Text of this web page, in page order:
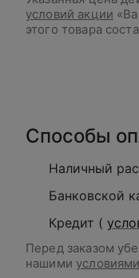
условий акции
этого товара
Способы
Наличный
Банковской
Кредит (
Перед заказом
нашими